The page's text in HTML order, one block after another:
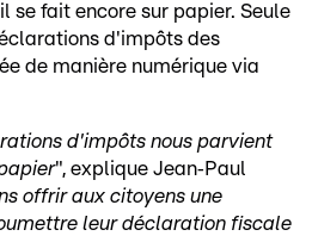
se fait encore sur papier. Seule
d'impôts des
de manière numérique via
d'impôts nous parvient
", explique Jean‑Paul
offrir aux citoyens une
leur déclaration fiscale